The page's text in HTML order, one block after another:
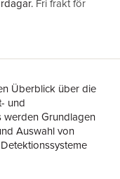
. Fri frakt för
Überblick über die
und
werden Grundlagen
Auswahl von
und